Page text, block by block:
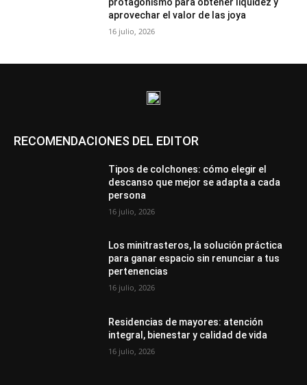
aprovechar el valor de las joya
16 julio, 2026
RECOMENDACIONES DEL EDITOR
Tipos de colchones: cómo elegir el
descanso que mejor se adapta a cada
persona
16 julio, 2026
Los minitrasteros, la solución práctica
para ganar espacio sin renunciar a tus
pertenencias
16 julio, 2026
Residencias de mayores: atención
integral, bienestar y calidad de vida
16 julio, 2026